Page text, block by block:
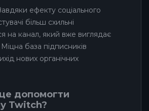
ефекту соціального
більш схильні
на канал, який вже виглядає
база підписників
нових органічних
допомогти
Twitch?